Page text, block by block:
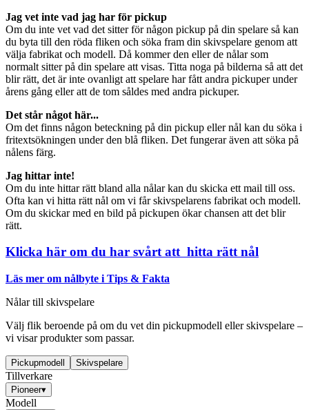
Jag vet inte vad jag har för pickup
Om du inte vet vad det sitter för någon pickup på din spelare så kan
du byta till den röda fliken och söka fram din skivspelare genom att
välja fabrikat och modell. Då kommer den eller de nålar som
normalt sitter på din spelare att visas. Titta noga på bilderna så att det
blir rätt, det är inte ovanligt att spelare har fått andra pickuper under
årens gång eller att de tom såldes med andra pickuper.
Det står något här...
Om det finns någon beteckning på din pickup eller nål kan du söka i
fritextsökningen under den blå fliken. Det fungerar även att söka på
nålens färg.
Jag hittar inte!
Om du inte hittar rätt bland alla nålar kan du skicka ett mail till oss.
Ofta kan vi hitta rätt nål om vi får skivspelarens fabrikat och modell.
Om du skickar med en bild på pickupen ökar chansen att det blir
rätt.
Klicka här om du har svårt att hitta rätt nål
Läs mer om nålbyte i Tips & Fakta
Nålar till skivspelare
Välj flik beroende på om du vet din pickupmodell eller skivspelare –
vi visar produkter som passar.
Pickupmodell Skivspelare
Tillverkare
Pioneer▾
Modell